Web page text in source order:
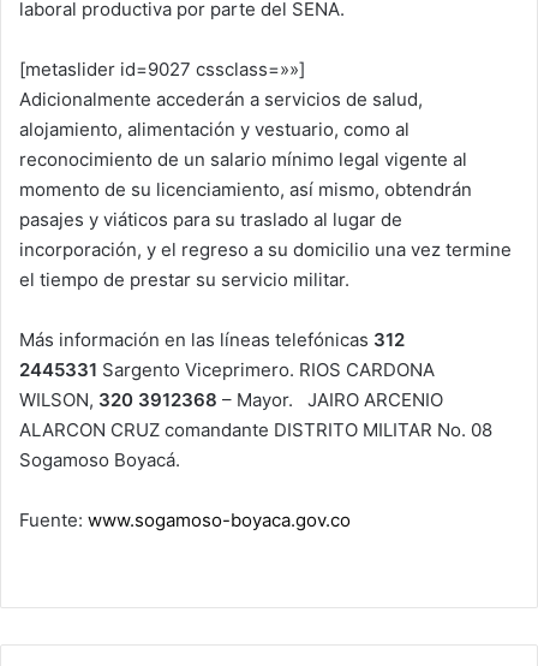
laboral productiva por parte del SENA.
[metaslider id=9027 cssclass=»»]
Adicionalmente accederán a servicios de salud,
alojamiento, alimentación y vestuario, como al
reconocimiento de un salario mínimo legal vigente al
momento de su licenciamiento, así mismo, obtendrán
pasajes y viáticos para su traslado al lugar de
incorporación, y el regreso a su domicilio una vez termine
el tiempo de prestar su servicio militar.
Más información en las líneas telefónicas 312
2445331 Sargento Viceprimero. RIOS CARDONA
WILSON, 320 3912368 – Mayor. JAIRO ARCENIO
ALARCON CRUZ comandante DISTRITO MILITAR No. 08
Sogamoso Boyacá.
Fuente: www.sogamoso-boyaca.gov.co